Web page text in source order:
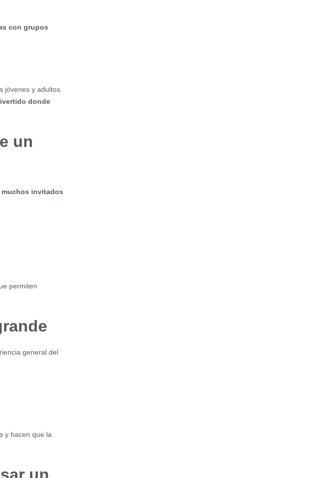
con grupos
jóvenes y adultos.
donde
un
muchos invitados
permiten
general del
y hacen que la
un